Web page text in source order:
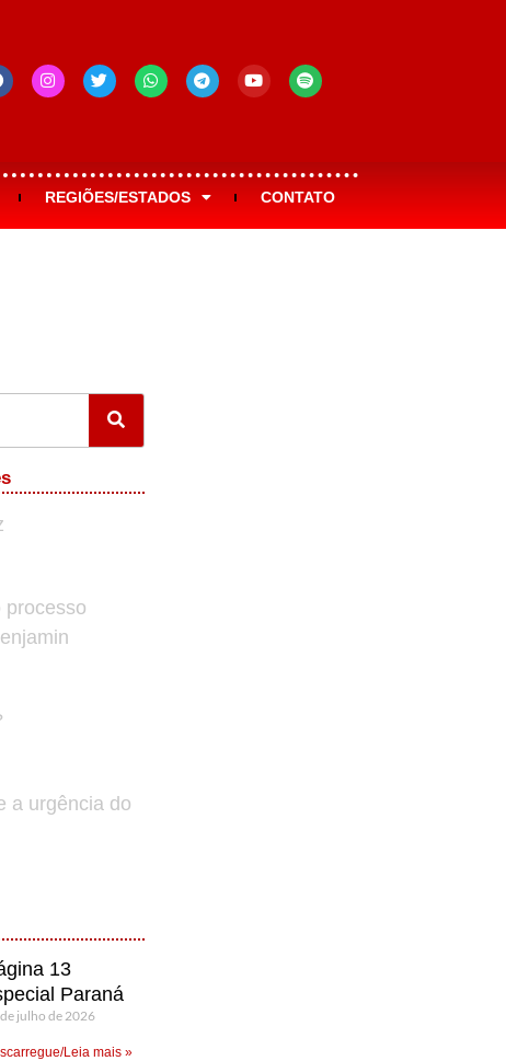
REGIÕES/ESTADOS CONTATO
processo
a urgência do
13
Paraná
julho de 2026
Leia mais »